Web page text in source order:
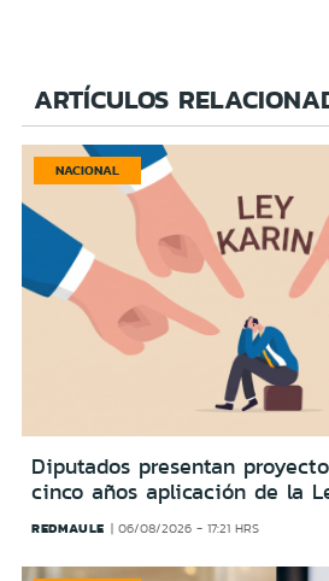
ARTÍCULOS
NACIONAL
Diputados presentan
cinco años aplicación de la
REDMAULE 06/08/2026 - 17:21 HRS